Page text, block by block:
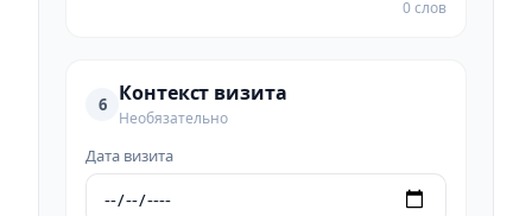
0 слов
6 Контекст визита
Необязательно
Дата визита